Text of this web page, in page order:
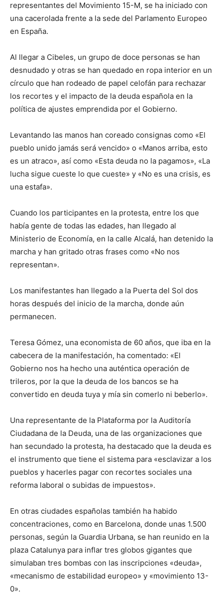
representantes del Movimiento 15-M, se ha iniciado con
una cacerolada frente a la sede del Parlamento Europeo
en España.
Al llegar a Cibeles, un grupo de doce personas se han
desnudado y otras se han quedado en ropa interior en un
círculo que han rodeado de papel celofán para rechazar
los recortes y el impacto de la deuda española en la
política de ajustes emprendida por el Gobierno.
Levantando las manos han coreado consignas como «El
pueblo unido jamás será vencido» o «Manos arriba, esto
es un atraco», así como «Esta deuda no la pagamos», «La
lucha sigue cueste lo que cueste» y «No es una crisis, es
una estafa».
Cuando los participantes en la protesta, entre los que
había gente de todas las edades, han llegado al
Ministerio de Economía, en la calle Alcalá, han detenido la
marcha y han gritado otras frases como «No nos
representan».
Los manifestantes han llegado a la Puerta del Sol dos
horas después del inicio de la marcha, donde aún
permanecen.
Teresa Gómez, una economista de 60 años, que iba en la
cabecera de la manifestación, ha comentado: «El
Gobierno nos ha hecho una auténtica operación de
trileros, por la que la deuda de los bancos se ha
convertido en deuda tuya y mía sin comerlo ni beberlo».
Una representante de la Plataforma por la Auditoría
Ciudadana de la Deuda, una de las organizaciones que
han secundado la protesta, ha destacado que la deuda es
el instrumento que tiene el sistema para «esclavizar a los
pueblos y hacerles pagar con recortes sociales una
reforma laboral o subidas de impuestos».
En otras ciudades españolas también ha habido
concentraciones, como en Barcelona, donde unas 1.500
personas, según la Guardia Urbana, se han reunido en la
plaza Catalunya para inflar tres globos gigantes que
simulaban tres bombas con las inscripciones «deuda»,
«mecanismo de estabilidad europeo» y «movimiento 13-
0».